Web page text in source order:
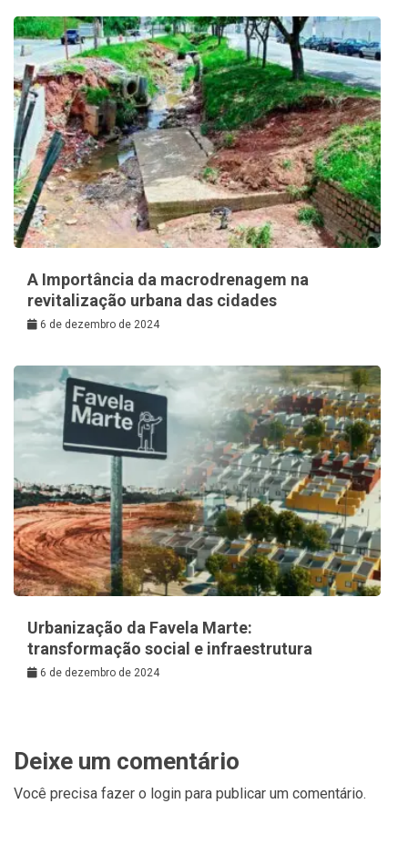
A Importância da macrodrenagem na
revitalização urbana das cidades
6 de dezembro de 2024
Urbanização da Favela Marte:
transformação social e infraestrutura
6 de dezembro de 2024
Deixe um comentário
Você precisa fazer o login para publicar um comentário.